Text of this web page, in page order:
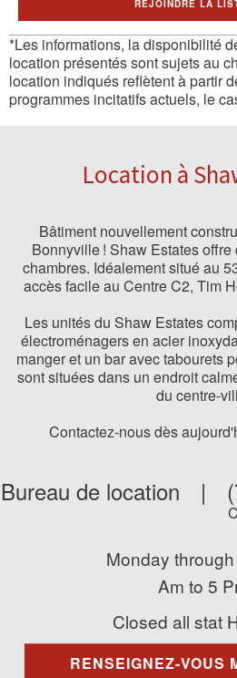
REJOINDRE LA
*Les informations, la disponibilité
location présentés sont sujets au
location indiqués reflètent à partir
programmes incitatifs actuels, le
Location à
Bâtiment nouvellement
Bonnyville ! Shaw Estates
chambres. Idéalement situé au
accès facile au Centre C2, Tim
Les unités du Shaw Estates
électroménagers en acier
manger et un bar avec tabourets
sont situées dans un endroit
du centre-
Contactez-nous dès
Bureau de location |
Monday
Am to 5
Closed all stat
RENSEIGNEZ-VOUS